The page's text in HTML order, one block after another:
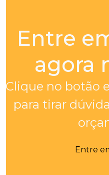
Entre
agora
Clique no botão
para tirar
Entre